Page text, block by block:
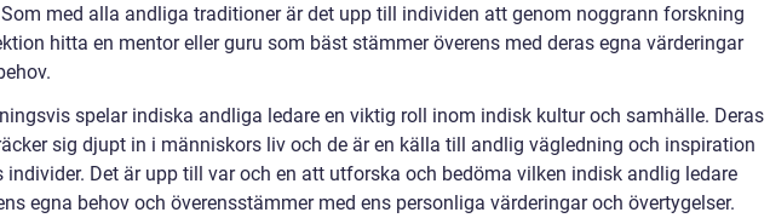
med alla andliga traditioner är det upp till individen att genom noggrann forskning
hitta en mentor eller guru som bäst stämmer överens med deras egna värderingar
spelar indiska andliga ledare en viktig roll inom indisk kultur och samhälle. Deras
sig djupt in i människors liv och de är en källa till andlig vägledning och inspiration
Det är upp till var och en att utforska och bedöma vilken indisk andlig ledare
egna behov och överensstämmer med ens personliga värderingar och övertygelser.